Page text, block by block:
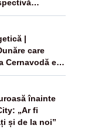
|
care
Cernavodă era
lui Ceaușescu
înainte
„Ar fi
și de la noi”